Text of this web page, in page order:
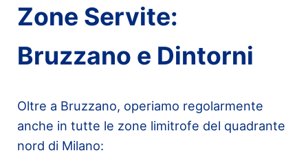
Zone Servite:
Bruzzano e Dintorni
Oltre a Bruzzano, operiamo regolarmente
anche in tutte le zone limitrofe del quadrante
nord di Milano: